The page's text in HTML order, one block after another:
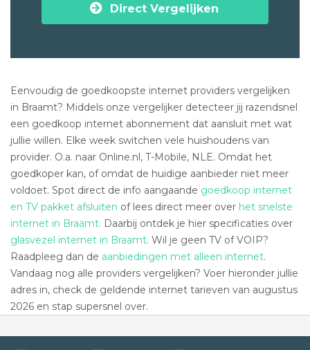
Direct Vergelijken
Eenvoudig de goedkoopste internet providers vergelijken
in Braamt? Middels onze vergelijker detecteer jij razendsnel
een goedkoop internet abonnement dat aansluit met wat
jullie willen. Elke week switchen vele huishoudens van
provider. O.a. naar Online.nl, T-Mobile, NLE. Omdat het
goedkoper kan, of omdat de huidige aanbieder niet meer
voldoet. Spot direct de info aangaande goedkoop internet
en TV pakket afsluiten of lees direct meer over het snelste
internet in Braamt. Daarbij ontdek je hier specificaties over
glasvezel internet in Braamt. Wil je geen TV of VOIP?
Raadpleeg dan de aanbiedingen met alleen internet.
Vandaag nog alle providers vergelijken? Voer hieronder jullie
adres in, check de geldende internet tarieven van augustus
2026 en stap supersnel over.